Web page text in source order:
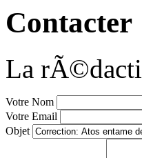
Contacter
La
Votre Nom
Votre Email
Objet